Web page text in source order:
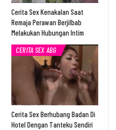
Cerita Sex Kenakalan Saat
Remaja Perawan Berjilbab
Melakukan Hubungan Intim
CERITA SEX ABG
Cerita Sex Berhubang Badan Di
Hotel Dengan Tanteku Sendiri